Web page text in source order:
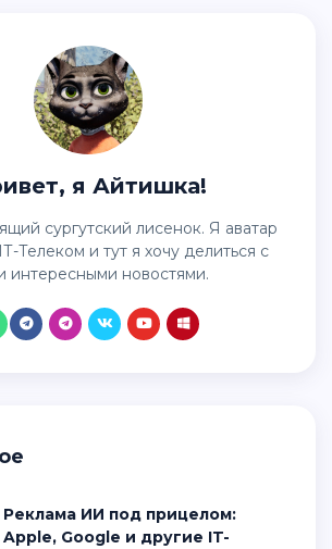
я Айтишка!
Телеком и тут я хочу делиться с
интересными новостями.
Реклама ИИ под прицелом:
Apple, Google и другие IT-